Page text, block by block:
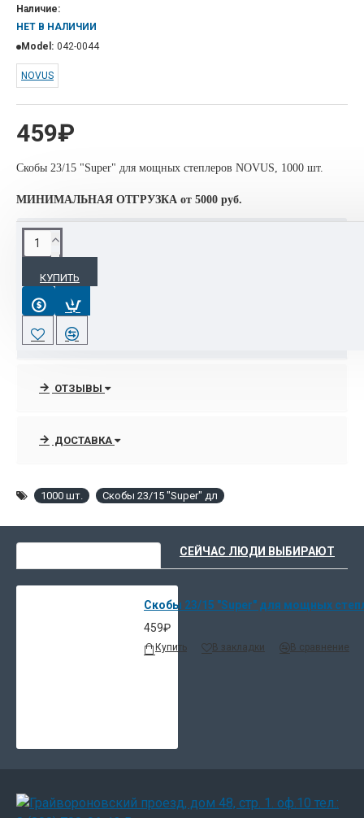
459₽
Наличие:
НЕТ В НАЛИЧИИ
Model: 042-0044
NOVUS
Скобы 23/15 "Super" для мощных степлеров NOVUS, 1000 шт.
МИНИМАЛЬНАЯ ОТГРУЗКА от 5000 руб.
КУПИТЬ
ХАРАКТЕРИСТИКИ
Основные
Страна производитель
ОТЗЫВЫ
ДОСТАВКА
1000 шт. Скобы 23/15 "Super" дл
СЕЙЧАС ЛЮДИ ВЫБИРАЮТ
Скобы 23/15 "Super" для мощных
459₽
Купить В закладки В сравнение